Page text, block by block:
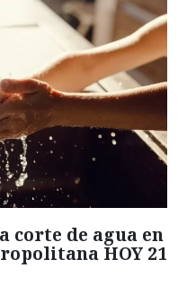
corte de agua en
HOY 21